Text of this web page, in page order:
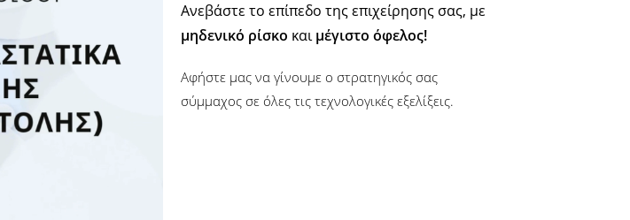
Ανεβάστε το επίπεδο της επιχείρησης σας, με
μηδενικό ρίσκο καιμέγιστο όφελος!
Αφήστε μας να γίνουμε ο στρατηγικός σας
σύμμαχος σε όλες τις τεχνολογικές εξελίξεις.